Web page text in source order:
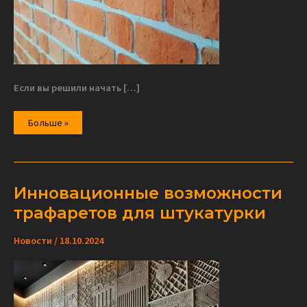
Если вы решили начать […]
Как
штукатурки?
Больше »
Инновационные возможности
трафаретов для штукатурки
Новости / 18.10.2024